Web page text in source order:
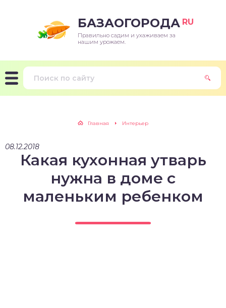
БАЗАОГОРОДА RU
Правильно садим и ухаживаем за
нашим урожаем.
Главная Интерьер
08.12.2018
Какая кухонная утварь
нужна в доме с
маленьким ребенком